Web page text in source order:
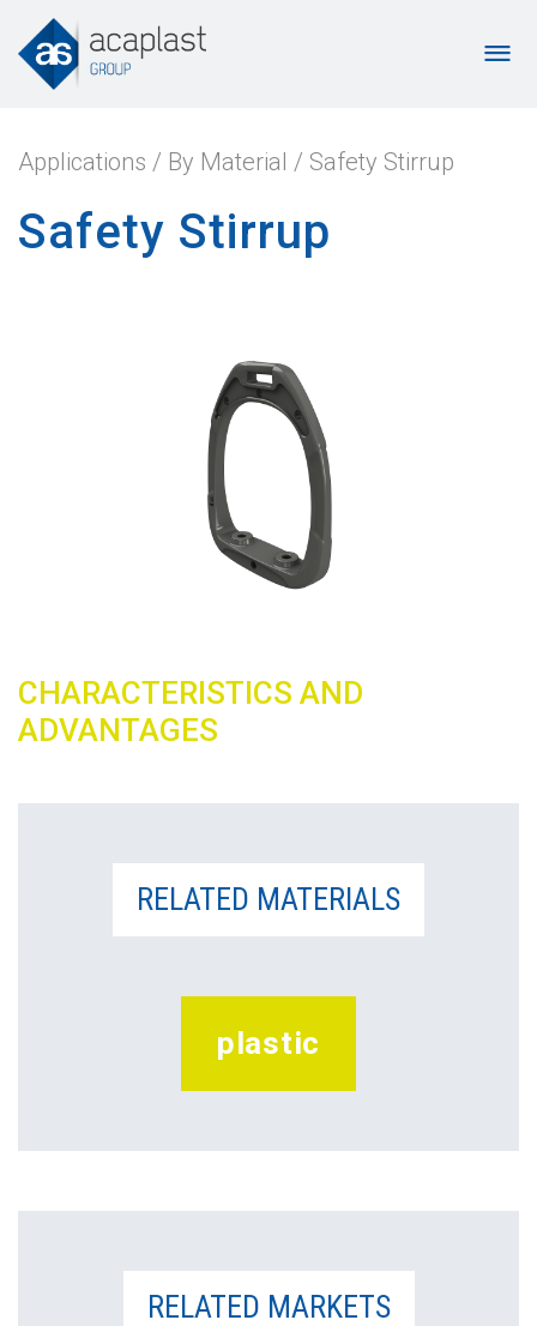
Applications / By Material / Safety Stirrup
Safety Stirrup
CHARACTERISTICS AND
ADVANTAGES
RELATED MATERIALS
plastic
RELATED MARKETS